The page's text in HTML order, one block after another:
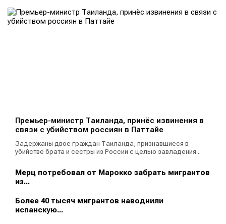
Премьер-министр Таиланда, принёс извинения в
связи с убийством россиян в Паттайе
Задержаны двое граждан Таиланда, признавшиеся в
убийстве брата и сестры из России с целью завладения...
Мерц потребовал от Марокко забрать мигрантов
из...
Более 40 тысяч мигрантов наводнили
испанскую...